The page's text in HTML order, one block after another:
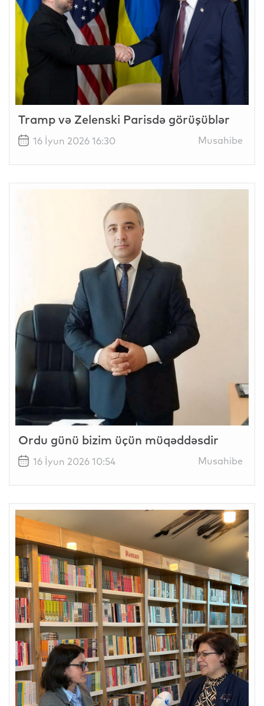
Tramp və Zelenski Parisdə görüşüblər
16 İyun 2026 16:30 Musahibe
Ordu günü bizim üçün müqəddəsdir
16 İyun 2026 10:54 Musahibe